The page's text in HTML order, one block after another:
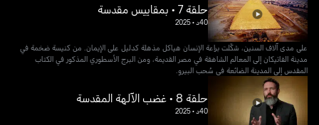
حلقة 7 • بمقاييس مقدسة
40د •
2025
على مدى آلاف السنين، شكّلت براعة الإنسان هياكل مذهلة كدليل على الإيمان. من كنيسة ضخمة في
مدينة الفاتيكان إلى المعالم الشاهقة في مصر القديمة، ومن البرج الأسطوري المذكور في الكتاب
المقدس إلى المدينة الضائعة في سُحب البيرو.
حلقة 8 • غضب الآلهة المقدسة
40د •
2025